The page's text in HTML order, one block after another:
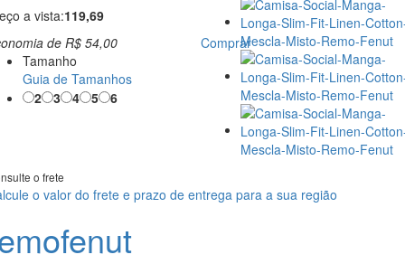
a vista:119,69
de R$ 54,00
Tamanho
Guia de Tamanhos
2
3 4 5 6
Comprar
o frete
o valor do frete e prazo de entrega para a sua região